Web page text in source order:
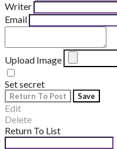
Writer
Email
Upload Image
Set secret
Return To Post Save
Edit
Delete
Return To List